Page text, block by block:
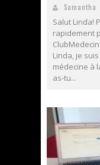
Samantha
­Salut Linda!
rapidement
Linda, je
médecine à
as-tu...